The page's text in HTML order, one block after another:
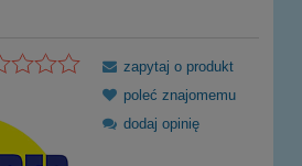
zapytaj o produkt
poleć znajomemu
dodaj opinię